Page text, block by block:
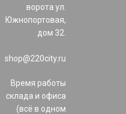
ворота ул.
Южнопортовая,
дом 32.
shop@220city.ru
Время работы
склада и офиса
(всё в одном